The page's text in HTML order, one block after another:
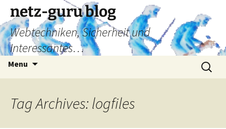
Skip
content
netz-guru blog
Webtechniken, Sicherheit und
Interessantes…
Menu
Search
for:
Tag Archives: logfiles